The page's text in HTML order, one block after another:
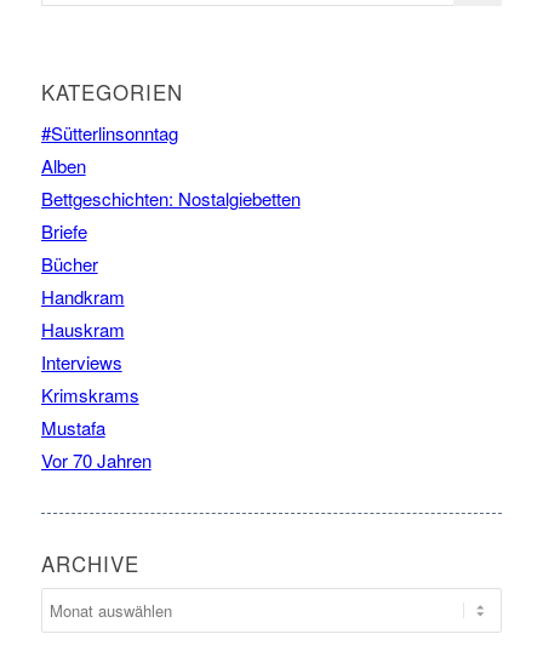
KATEGORIEN
#Sütterlinsonntag
Alben
Bettgeschichten: Nostalgiebetten
Briefe
Bücher
Handkram
Hauskram
Interviews
Krimskrams
Mustafa
Vor 70 Jahren
ARCHIVE